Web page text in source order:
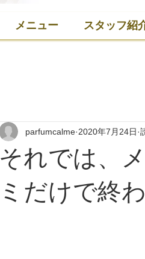
メニュー スタッフ紹
それでは、
ミだけで終
parfumcalme 2020年7月24日